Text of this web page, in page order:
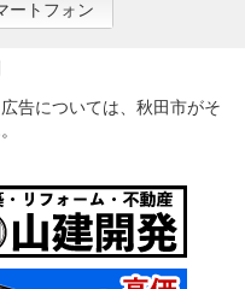
ートフォン
告については、秋田市がそ